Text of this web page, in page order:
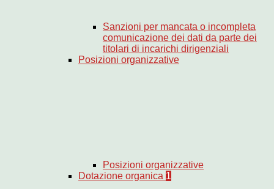
Sanzioni per mancata o incompleta
comunicazione dei dati da parte dei
titolari di incarichi dirigenziali
Posizioni organizzative
Posizioni organizzative
Dotazione organica 1